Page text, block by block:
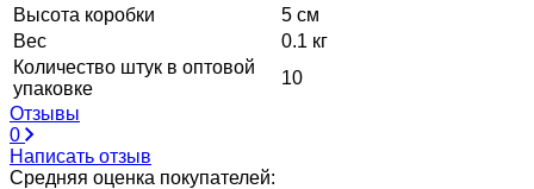
Высота коробки
5 см
Вес
0.1 кг
Количество штук в оптовой
упаковке
10
Отзывы
0
Написать отзыв
Средняя оценка покупателей: